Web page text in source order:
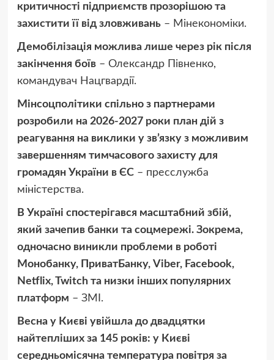
критичності підприємств прозорішою та
захистити її від зловживань– Мінекономіки.
Демобілізація можлива лише через рік після
закінчення боїв– Олександр Півненко,
командувач Нацгвардії.
Мінсоцполітики спільно з партнерами
розробили на 2026-2027 роки план дій з
реагування на виклики у зв’язку з можливим
завершенням тимчасового захисту для
громадян України в ЄС– пресслужба
міністерства.
В Україні спостерігався масштабний збій,
який зачепив банки та соцмережі. Зокрема,
одночасно виникли проблеми в роботі
Монобанку, ПриватБанку, Viber, Facebook,
Netflix, Twitch та низки інших популярних
платформ – ЗМІ.
Весна у Києві увійшла до двадцятки
найтепліших за 145 років: у Києві
середньомісячна температура повітря за